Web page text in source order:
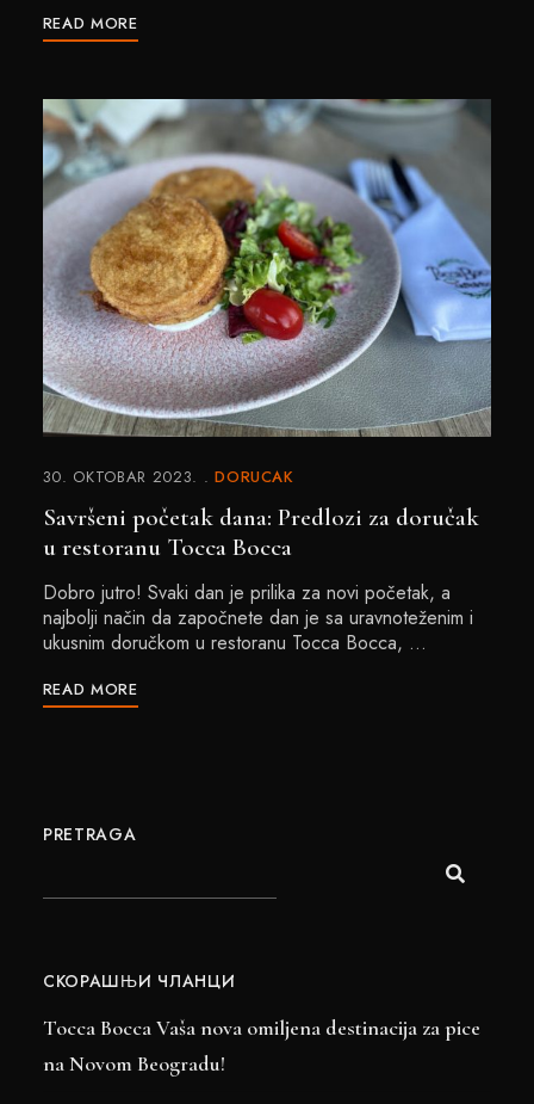
READ MORE
30. OKTOBAR 2023. DORUCAK
Savršeni početak dana: Predlozi za doručak
u restoranu Tocca Bocca
Dobro jutro! Svaki dan je prilika za novi početak, a
najbolji način da započnete dan je sa uravnoteženim i
ukusnim doručkom u restoranu Tocca Bocca, …
READ MORE
PRETRAGA
СКОРАШЊИ ЧЛАНЦИ
Tocca Bocca Vaša nova omiljena destinacija za pice
na Novom Beogradu!